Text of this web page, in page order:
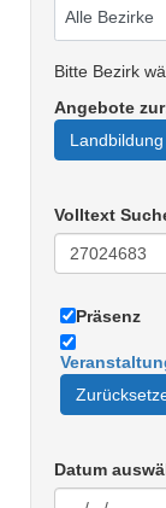
Bitte Bezirk
Angebote zur
Landbildung
Volltext
Präsenz
Datum